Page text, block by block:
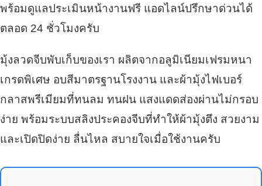
พร้อมดูแลประเมินหน้างานฟรี แอดไลน์ปรึกษาด่วนได้
ตลอด 24 ชั่วโมงครับ
มุ้งลวดจีบพับเก็บของเรา ผลิตจากอลูมิเนียมเฟรมหนา
เกรดพิเศษ อบสีมาตรฐานโรงงาน และผ้ามุ้งไฟเบอร์
กลาสพรีเมียมที่ทนลม ทนฝน แสงแดดส่องผ่านไม่กรอบ
ง่าย พร้อมระบบสลิงประคองจีบที่ทำให้ผ้ามุ้งตึง สวยงาม
และเปิดปิดง่าย ลื่นไหล สบายใจเมื่อใช้งานครับ